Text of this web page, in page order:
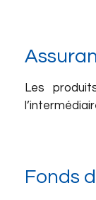
Les
Fonds